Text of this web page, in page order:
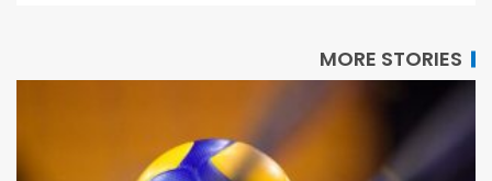
MORE STORIES